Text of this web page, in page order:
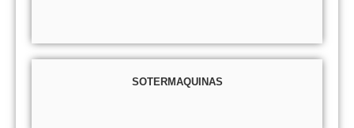
SOTERMAQUINAS